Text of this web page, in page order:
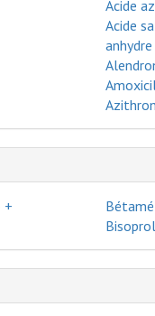
Acide
Acide
+